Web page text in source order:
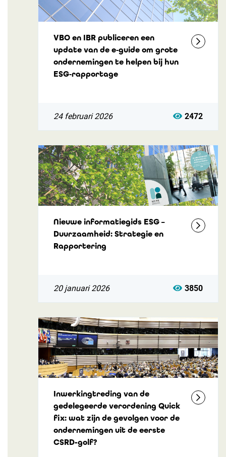
VBO en IBR publiceren een
update van de e‑guide om grote
ondernemingen te helpen bij hun
ESG‑rapportage
24 februari 2026 2472
Nieuwe informatiegids ESG –
Duurzaamheid: Strategie en
Rapportering
20 januari 2026 3850
Inwerkingtreding van de
gedelegeerde verordening Quick
fix: wat zijn de gevolgen voor de
ondernemingen uit de eerste
CSRD-golf?